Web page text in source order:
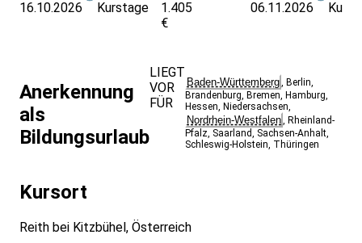
16.10.2026
Kurstage
1.405
€
06.11.2026
Anerkennung
als
Bildungsurlaub
LIEGT
VOR
FÜR
Baden-Württemberg, Berlin,
Brandenburg, Bremen, Hamburg,
Hessen, Niedersachsen,
Nordrhein-Westfalen, Rheinland-
Pfalz, Saarland, Sachsen-Anhalt,
Schleswig-Holstein, Thüringen
Kursort
Reith bei Kitzbühel, Österreich